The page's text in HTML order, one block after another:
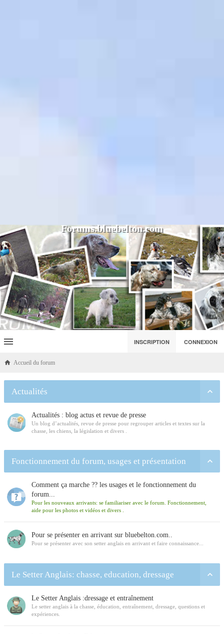
Forums.bluebelton.com
INSCRIPTION CONNEXION
Accueil du forum
Actualités
Actualités : blog actus et revue de presse
Un blog d’actualités, revue de presse pour regrouper articles et textes sur la
chasse, les chiens, la législation et divers .
Fonctionnement du forum, usages et présentation
Comment ça marche ?? les usages et le fonctionnement du
forum...
Pour les nouveaux arrivants: se familiariser avec le forum. Fonctionnement,
aide pour les photos et vidéos et divers .
Pour se présenter en arrivant sur bluebelton.com..
Pour se présenter avec son setter anglais en arrivant et faire connaissance...
Le Setter Anglais: chasse, education, dressage
Le Setter Anglais :dressage et entraînement
Le setter anglais à la chasse, éducation, entraînement, dressage, questions et
expériences.